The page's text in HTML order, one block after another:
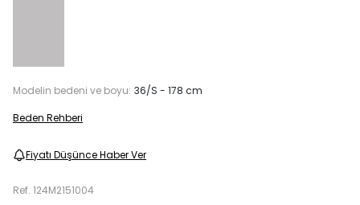
Modelin bedeni ve boyu: 36/S - 178 cm
Beden Rehberi
Fiyatı Düşünce Haber Ver
Ref. 124M2151004